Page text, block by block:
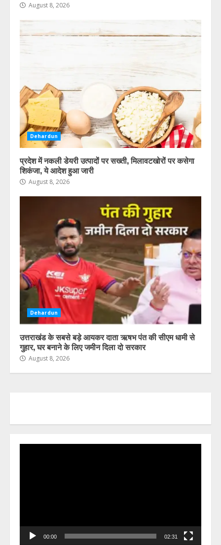
August 8, 2026
Dehardun
प्रदेश में नकली डेयरी उत्पादों पर सख्ती, मिलावटखोरों पर कसेगा
शिकंजा, ये आदेश हुआ जारी
August 8, 2026
Dehardun
उत्तराखंड के सबसे बड़े आयकर दाता ऋषभ पंत की सीएम धामी से
गुहार, घर बनाने के लिए जमीन दिला दो सरकार
August 8, 2026
00:00 02:31